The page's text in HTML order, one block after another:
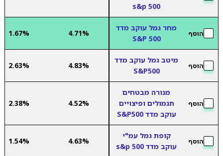
s&p 500
הוסף
מחר גמל עוקב מדד
500 S&P
4.71%
1.67%
הוסף
מיטב גמל עוקב מדד
S&P500
4.83%
2.63%
הוסף
מנורה מבטחים
תגמולים ופיצויים
עוקב מדד S&P500
4.52%
2.38%
הוסף
קופת גמל עמ"י
עוקב מדד s&p 500
4.63%
1.54%